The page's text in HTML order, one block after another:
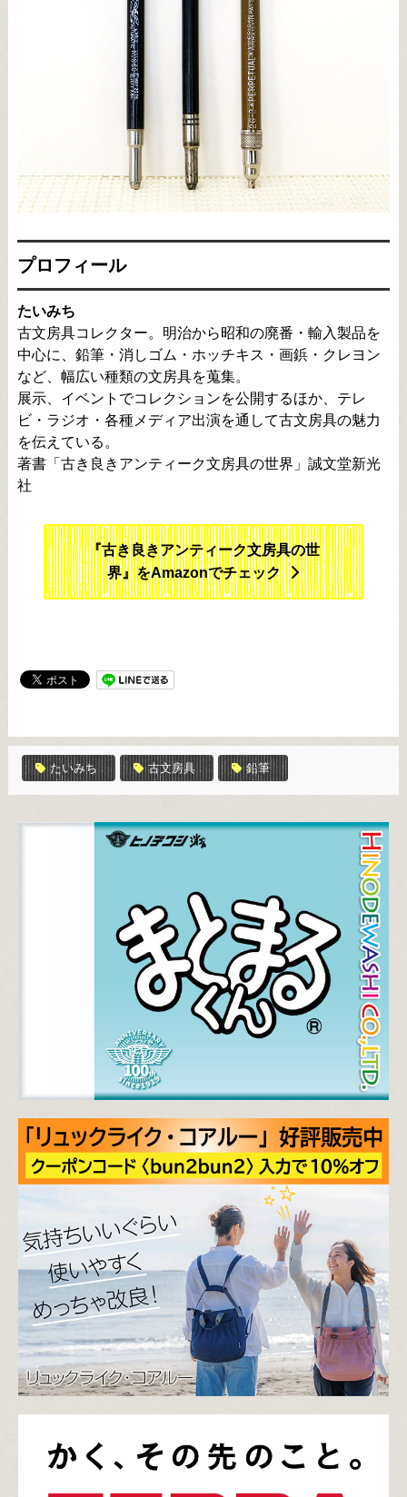
プロフィール
たいみち
古文房具コレクター。明治から昭和の廃番・輸入製品を
中心に、鉛筆・消しゴム・ホッチキス・画鋲・クレヨン
など、幅広い種類の文房具を蒐集。
展示、イベントでコレクションを公開するほか、テレ
ビ・ラジオ・各種メディア出演を通して古文房具の魅力
を伝えている。
著書「古き良きアンティーク文房具の世界」誠文堂新光
社
『古き良きアンティーク文房具の世
界』をAmazonでチェック
たいみち 古文房具 鉛筆